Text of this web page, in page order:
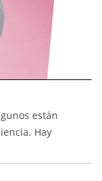
están
Hay